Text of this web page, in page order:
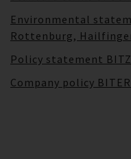
Environmental
Rottenburg,
Policy statement
Company policy